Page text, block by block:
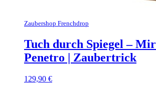
Zaubershop Frenchdrop
Tuch durch Spiegel –
Penetro | Zaubertrick
129,90 €